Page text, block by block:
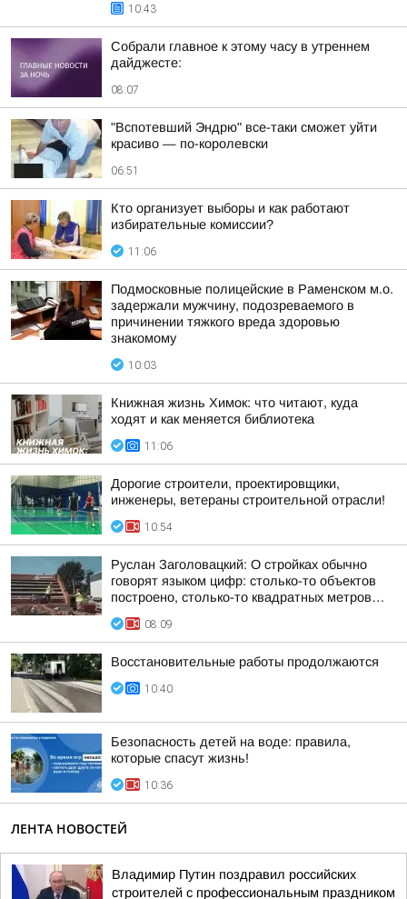
10:43
Собрали главное к этому часу в утреннем
дайджесте:
08:07
"Вспотевший Эндрю" все-таки сможет уйти
красиво — по-королевски
06:51
Кто организует выборы и как работают
избирательные комиссии?
11:06
Подмосковные полицейские в Раменском м.о.
задержали мужчину, подозреваемого в
причинении тяжкого вреда здоровью
знакомому
10:03
Книжная жизнь Химок: что читают, куда
ходят и как меняется библиотека
11:06
Дорогие строители, проектировщики,
инженеры, ветераны строительной отрасли!
10:54
Руслан Заголовацкий: О стройках обычно
говорят языком цифр: столько-то объектов
построено, столько-то квадратных метров…
08:09
Восстановительные работы продолжаются
10:40
Безопасность детей на воде: правила,
которые спасут жизнь!
10:36
ЛЕНТА НОВОСТЕЙ
Владимир Путин поздравил российских
строителей с профессиональным праздником